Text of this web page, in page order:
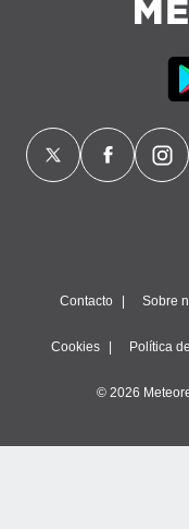
Contacto Sobre
Cookies Política
© 2026